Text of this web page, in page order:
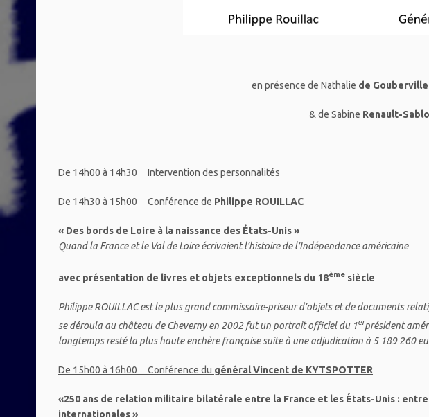
en présence de Nathalie de
& de Sabine Renault-
De 14h00 à 14h30 Intervention des personnalités
De 14h30 à 15h00 Conférence de Philippe ROUILLAC
« Des bords de Loire à la naissance des États-Unis »
Quand la France et le Val de Loire écrivaient l’histoire de l’Indépendance américaine
avec présentation de livres et objets exceptionnels du 18ème siècle
Philippe ROUILLAC est le plus grand commissaire-priseur d’objets et de documents
se déroula au château de Cheverny en 2002 fut un portrait officiel du 1erprésident
longtemps resté la plus haute enchère française suite à une adjudication à 5 189 260
De 15h00 à 16h00 Conférence du général Vincent de KYTSPOTTER
«250 ans de relation militaire bilatérale entre la France et les États-Unis :
internationales»